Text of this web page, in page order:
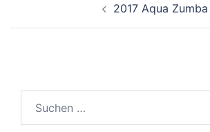
2017 Aqua Zumba
nach: